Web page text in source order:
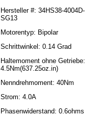
Hersteller #: 34HS38-4004D-
SG13
Motorentyp: Bipolar
Schrittwinkel: 0.14 Grad
Haltemoment ohne Getriebe:
4.5Nm(637.25oz.in)
Nenndrehmoment: 40Nm
Strom: 4.0A
Phasenwiderstand: 0.6ohms